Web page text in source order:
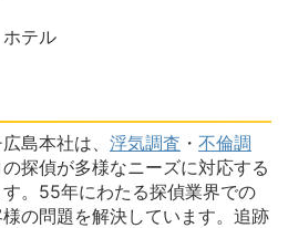
テル
島本社は、 浮気調査 ・ 不倫調
探偵が多様なニーズに対応する
。55年にわたる探偵業界での
の問題を解決しています。追跡